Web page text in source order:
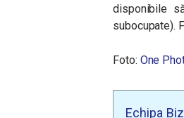
disponibile
subocupate).
Foto: One
Echipa